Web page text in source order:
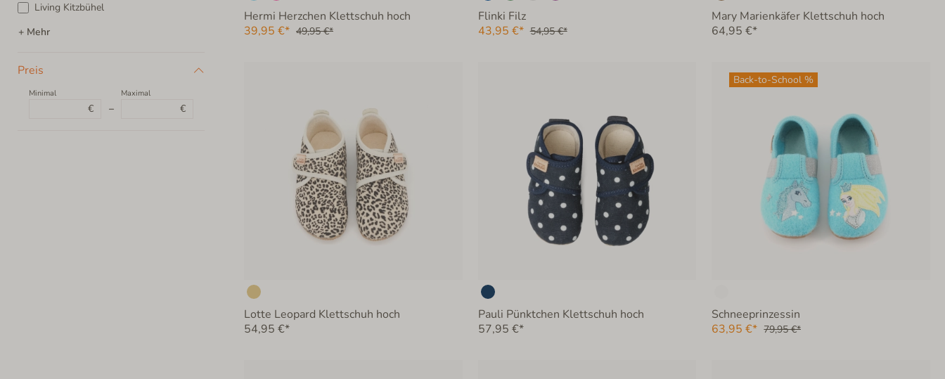
Living Kitzbühel
+ Mehr
Preis
Minimal
€ –
Maximal
€
Hermi Herzchen Klettschuh hoch
39,95 €* 49,95 €*
Flinki Filz
43,95 €* 54,95 €*
Mary Marienkäfer Klettschuh hoch
64,95 €*
Lotte Leopard Klettschuh hoch
54,95 €*
Pauli Pünktchen Klettschuh hoch
57,95 €*
Back-to-School %
Schneeprinzessin
63,95 €* 79,95 €*